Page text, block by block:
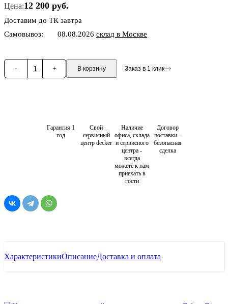
Цена:12 200 руб.
Доставим до ТК завтра
Самовывоз:
08.08.2026 склад в Москве
- 1 + В корзину Заказ в 1 клик
Гарантия 1
год
Свой
сервисный
центр decker
Наличие
офиса, склада
и сервисного
центра -
всегда
можете к нам
приехать в
гости
Договор
поставки -
безопасная
сделка
ХарактеристикиОписаниеДоставка и оплата